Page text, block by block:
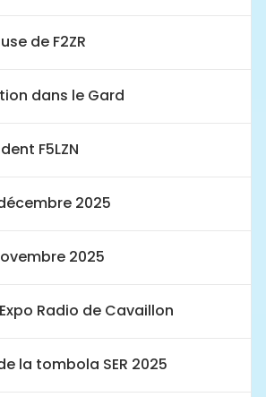
de F2ZR
dans le Gard
F5LZN
2025
2025
Radio de Cavaillon
la tombola SER 2025